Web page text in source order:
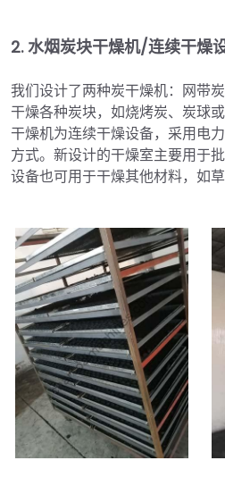
2.水烟炭块干燥机/连续干燥
我们设计了两种炭干燥机：网带
干燥各种炭块，如烧烤炭、炭球
干燥机为连续干燥设备，采用电
方式。新设计的干燥室主要用于
设备也可用于干燥其他材料，如